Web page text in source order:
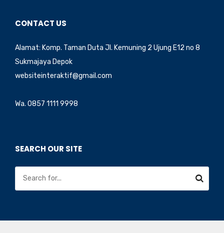
CONTACT US
Alamat: Komp. Taman Duta Jl. Kemuning 2 Ujung E12 no 8
Sukmajaya Depok
websiteinteraktif@gmail.com
Wa. 0857 1111 9998
SEARCH OUR SITE